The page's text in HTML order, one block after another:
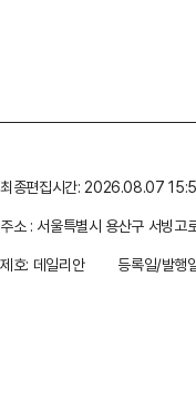
최종편집시간: 2026.08.07
주소 : 서울특별시 용산구 서빙
제호: 데일리안
등록일/발